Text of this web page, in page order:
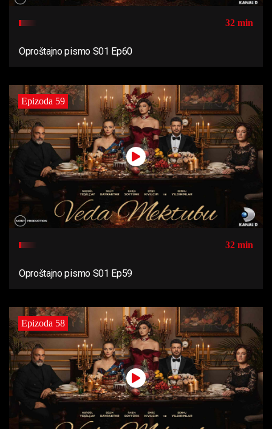
32 min
Oproštajno pismo S01 Ep60
Epizoda 59
32 min
Oproštajno pismo S01 Ep59
Epizoda 58